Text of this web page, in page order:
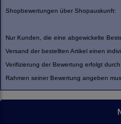
Shopbewertungen über Shopauskunft:
Nur Kunden, die eine abgewickelte
Versand der bestellten Artikel einen
Verifizierung der Bewertung erfolgt
Rahmen seiner Bewertung angeben